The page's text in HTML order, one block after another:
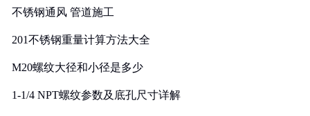
不锈钢通风 管道施工
201不锈钢重量计算方法大全
M20螺纹大径和小径是多少
1-1/4 NPT螺纹参数及底孔尺寸详解